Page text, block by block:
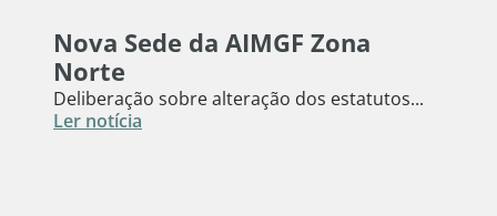
Nova Sede da AIMGF Zona
Norte
Deliberação sobre alteração dos estatutos...
Ler notícia